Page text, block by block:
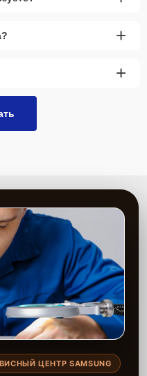
+
+
ЦЕНТР SAMSUNG